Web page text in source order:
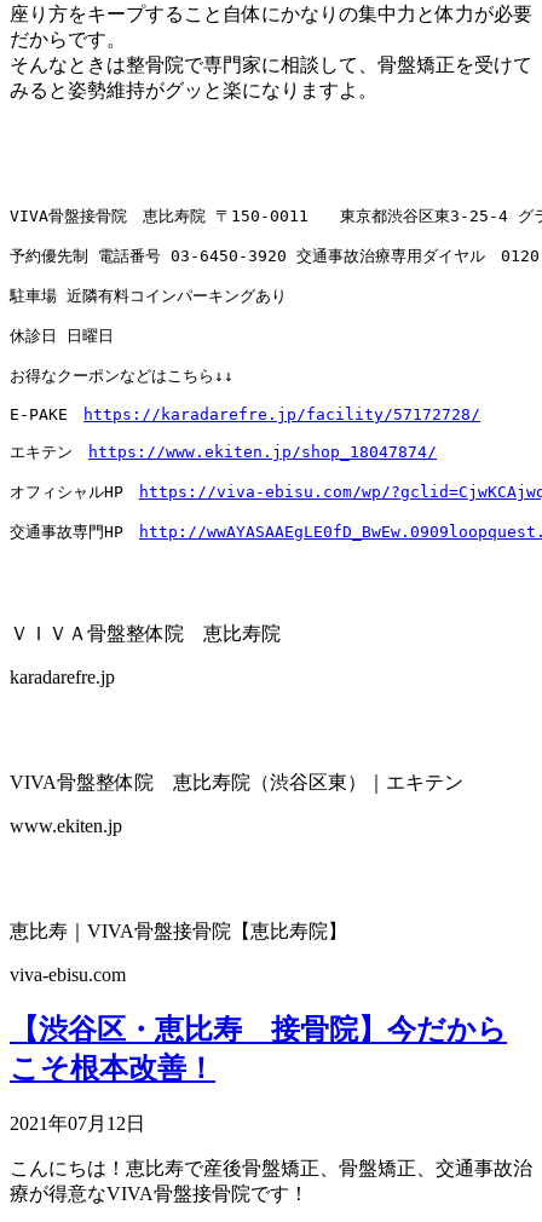
座り方をキープすること自体にかなりの集中力と体力が必要
だからです。
そんなときは整骨院で専門家に相談して、骨盤矯正を受けて
みると姿勢維持がグッと楽になりますよ。
VIVA骨盤接骨院　恵比寿院 〒150-0011　　東京都渋谷区東3-25-4 グ
予約優先制 電話番号 03-6450-3920 交通事故治療専用ダイヤル
駐車場 近隣有料コインパーキングあり
休診日 日曜日
お得なクーポンなどはこちら↓↓
E-PAKE https://karadarefre.jp/facility/57172728/
エキテン https://www.ekiten.jp/shop_18047874/
オフィシャルHP https://viva-ebisu.com/wp/
交通事故専門HP http://
ＶＩＶＡ骨盤整体院 恵比寿院
karadarefre.jp
VIVA骨盤整体院 恵比寿院（渋谷区東）｜エキテン
www.ekiten.jp
恵比寿｜VIVA骨盤接骨院【恵比寿院】
viva-ebisu.com
【渋谷区・恵比寿 接骨院】今だから
こそ根本改善！
2021年07月12日
こんにちは！恵比寿で産後骨盤矯正、骨盤矯正、交通事故治
療が得意なVIVA骨盤接骨院です！